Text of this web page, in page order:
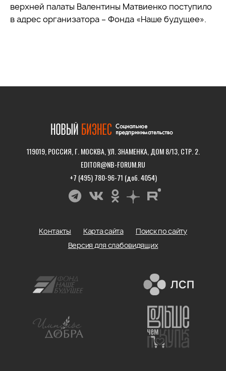
верхней палаты Валентины Матвиенко поступило
в адрес организатора – Фонда «Наше будущее».
119019, РОССИЯ, Г. МОСКВА, УЛ. ЗНАМЕНКА, ДОМ 8/13, СТР. 2.
EDITOR@NB-FORUM.RU
+7 (495) 780-96-71 (доб. 4054)
Контакты Карта сайта
Поиск по сайту
Версия для слабовидящих